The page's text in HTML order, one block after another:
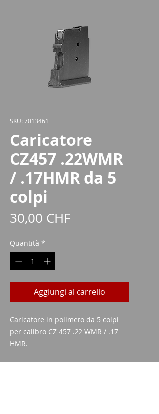
SKU: 7013461
Caricatore
CZ457 .22WMR
/ .17HMR da 5
colpi
30,00 CHFPrezzo
Quantità *
Aggiungi al carrello
Caricatore in polimero da 5 colpi
per calibro CZ 457 .22 WMR / .17
HMR.